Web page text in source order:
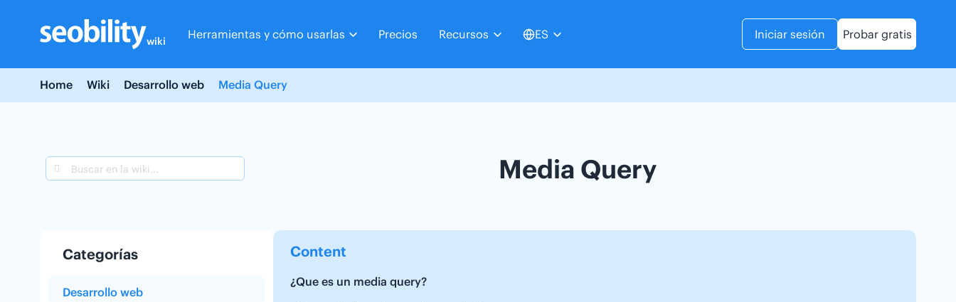
content
wiki Herramientas y cómo usarlas Precios Recursos ES Iniciar sesión Probar gratis
Home Wiki Desarrollo web Media Query
Media Query
Categorías
Desarrollo web
Content
¿Que es un media query?